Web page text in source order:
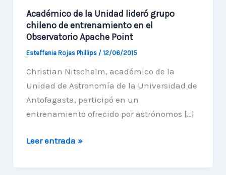
Académico de la Unidad lideró grupo
chileno de entrenamiento en el
Observatorio Apache Point
Esteffania Rojas Phillips / 12/06/2015
Christian Nitschelm, académico de la
Unidad de Astronomía de la Universidad de
Antofagasta, participó en un
entrenamiento ofrecido por astrónomos […]
Académico
Leer entrada »